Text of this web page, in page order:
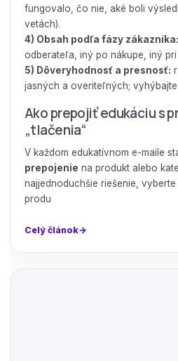
fungovalo, čo nie, aké boli
vetách).
4) Obsah podľa fázy zákazníka:
odberateľa, iný po nákupe, iný
5) Dôveryhodnosť a presnosť:
jasných a overiteľných;
Ako prepojiť edukáciu s
„tlačenia“
V každom edukatívnom e-maile
prepojenie na produkt alebo
najjednoduchšie riešenie,
produ
Celý článok